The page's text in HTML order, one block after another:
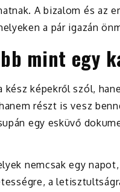
A bizalom és az
a pár igazán
mint egy
képekről szól,
részt is vesz
egy esküvő
nemcsak egy
a